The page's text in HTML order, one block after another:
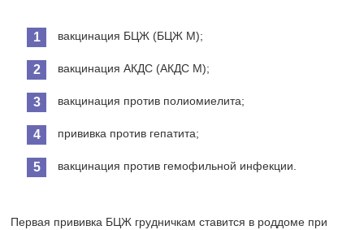
вакцинация БЦЖ (БЦЖ М);
вакцинация АКДС (АКДС М);
вакцинация против полиомиелита;
прививка против гепатита;
вакцинация против гемофильной инфекции.
Первая прививка БЦЖ грудничкам ставится в роддоме при